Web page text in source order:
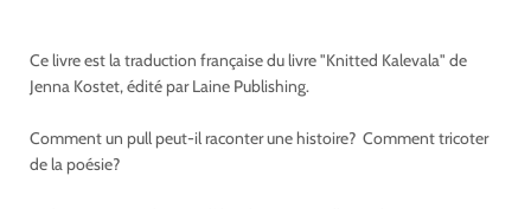
Ce livre est la traduction française du livre "Knitted Kalevala" de
Jenna Kostet, édité par Laine Publishing.
Comment un pull peut-il raconter une histoire? Comment tricoter
de la poésie?